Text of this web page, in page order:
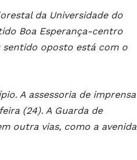
da Universidade do
Boa Esperança-centro
sentido oposto está com o
A assessoria de imprensa
(24). A Guarda de
outra vias, como a avenida